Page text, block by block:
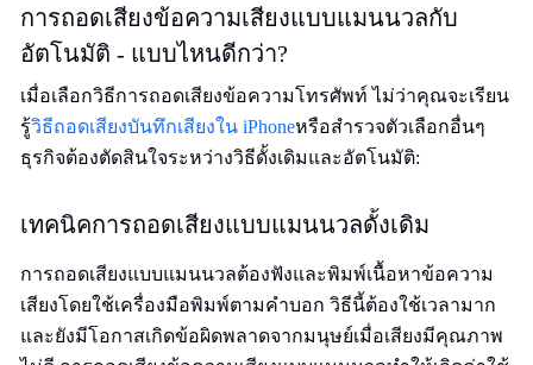
การถอดเสียงข้อความเสียงแบบแมนนวลกับ
อัตโนมัติ - แบบไหนดีกว่า?
เมื่อเลือกวิธีการถอดเสียงข้อความโทรศัพท์ ไม่ว่าคุณจะเรียน
รู้วิธีถอดเสียงบันทึกเสียงใน iPhoneหรือสำรวจตัวเลือกอื่นๆ
ธุรกิจต้องตัดสินใจระหว่างวิธีดั้งเดิมและอัตโนมัติ:
เทคนิคการถอดเสียงแบบแมนนวลดั้งเดิม
การถอดเสียงแบบแมนนวลต้องฟังและพิมพ์เนื้อหาข้อความ
เสียงโดยใช้เครื่องมือพิมพ์ตามคำบอก วิธีนี้ต้องใช้เวลามาก
และยังมีโอกาสเกิดข้อผิดพลาดจากมนุษย์เมื่อเสียงมีคุณภาพ